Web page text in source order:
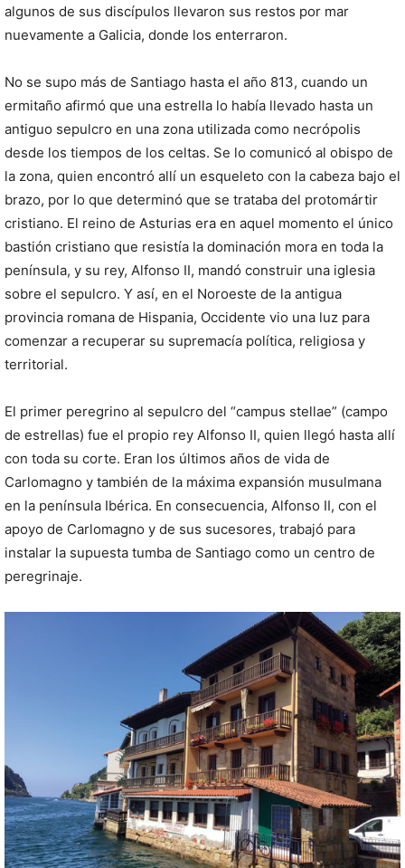
algunos de sus discípulos llevaron sus restos por mar
nuevamente a Galicia, donde los enterraron.
No se supo más de Santiago hasta el año 813, cuando un
ermitaño afirmó que una estrella lo había llevado hasta un
antiguo sepulcro en una zona utilizada como necrópolis
desde los tiempos de los celtas. Se lo comunicó al obispo de
la zona, quien encontró allí un esqueleto con la cabeza bajo el
brazo, por lo que determinó que se trataba del protomártir
cristiano. El reino de Asturias era en aquel momento el único
bastión cristiano que resistía la dominación mora en toda la
península, y su rey, Alfonso II, mandó construir una iglesia
sobre el sepulcro. Y así, en el Noroeste de la antigua
provincia romana de Hispania, Occidente vio una luz para
comenzar a recuperar su supremacía política, religiosa y
territorial.
El primer peregrino al sepulcro del “campus stellae” (campo
de estrellas) fue el propio rey Alfonso II, quien llegó hasta allí
con toda su corte. Eran los últimos años de vida de
Carlomagno y también de la máxima expansión musulmana
en la península Ibérica. En consecuencia, Alfonso II, con el
apoyo de Carlomagno y de sus sucesores, trabajó para
instalar la supuesta tumba de Santiago como un centro de
peregrinaje.